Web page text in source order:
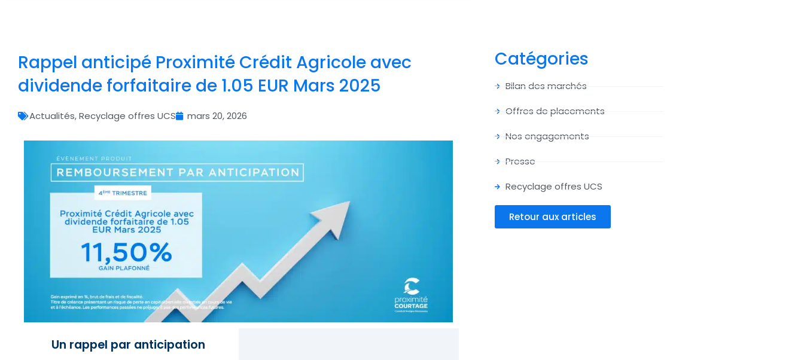
Rappel anticipé Proximité Crédit Agricole avec
dividende forfaitaire de 1.05 EUR Mars 2025
Actualités,Recyclage offres UCS mars 20, 2026
Un rappel par anticipation
Catégories
Bilan des marchés
Offres de placements
Nos engagements
Presse
Recyclage offres UCS
Retour aux articles